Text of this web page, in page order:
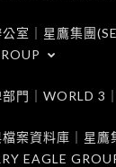
室｜星鷹集團
門｜WORLD 3
案資料庫｜星
EAGLE